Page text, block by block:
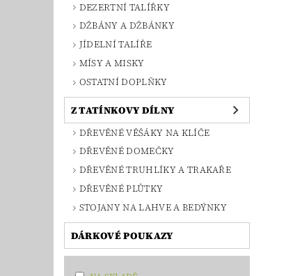
DEZERTNÍ TALÍŘKY
DŽBÁNY A DŽBÁNKY
JÍDELNÍ TALÍŘE
MÍSY A MISKY
OSTATNÍ DOPLŇKY
Z TATÍNKOVY DÍLNY
DŘEVĚNÉ VĚŠÁKY NA KLÍČE
DŘEVĚNÉ DOMEČKY
DŘEVĚNÉ TRUHLÍKY A TRAKAŘE
DŘEVĚNÉ PLŮTKY
STOJANY NA LAHVE A BEDÝNKY
DÁRKOVÉ POUKAZY